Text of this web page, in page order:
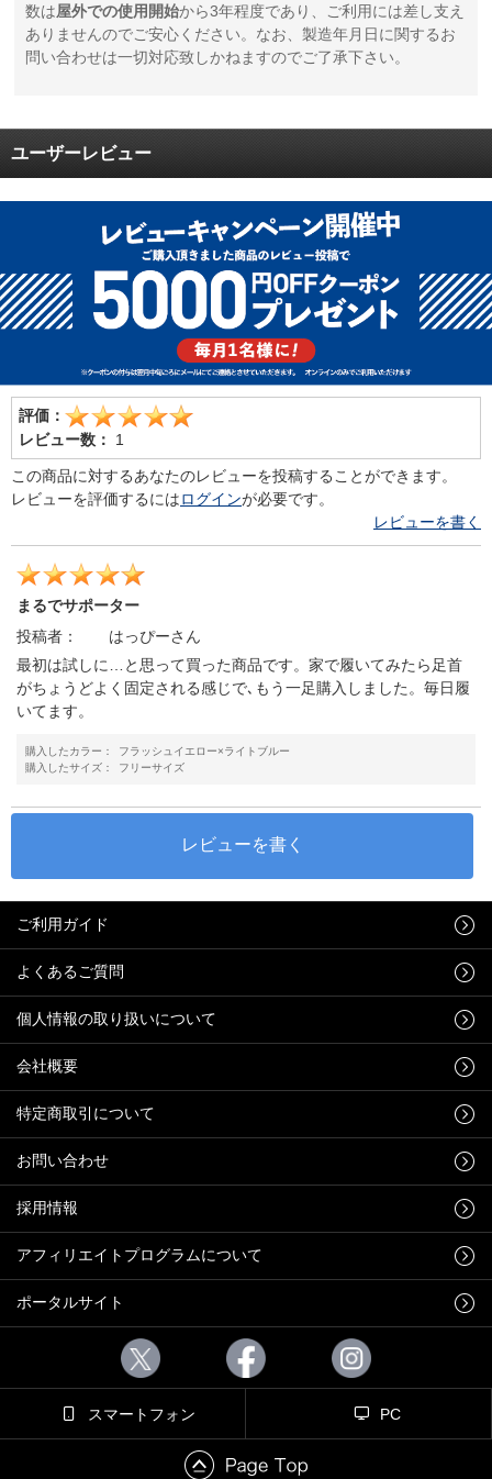
数は屋外での使用開始から3年程度であり、ご利用には差し支え
ありませんのでご安心ください。なお、製造年月日に関するお
問い合わせは一切対応致しかねますのでご了承下さい。
ユーザーレビュー
評価：
レビュー数：
1
この商品に対するあなたのレビューを投稿することができます。
レビューを評価するにはログインが必要です。
レビューを書く
まるでサポーター
投稿者：
はっぴーさん
最初は試しに…と思って買った商品です。家で履いてみたら足首
がちょうどよく固定される感じで､もう一足購入しました。毎日履
いてます。
購入したカラー：
フラッシュイエロー×ライトブルー
購入したサイズ：
フリーサイズ
ご利用ガイド
よくあるご質問
個人情報の取り扱いについて
会社概要
特定商取引について
お問い合わせ
採用情報
アフィリエイトプログラムについて
ポータルサイト
スマートフォン PC